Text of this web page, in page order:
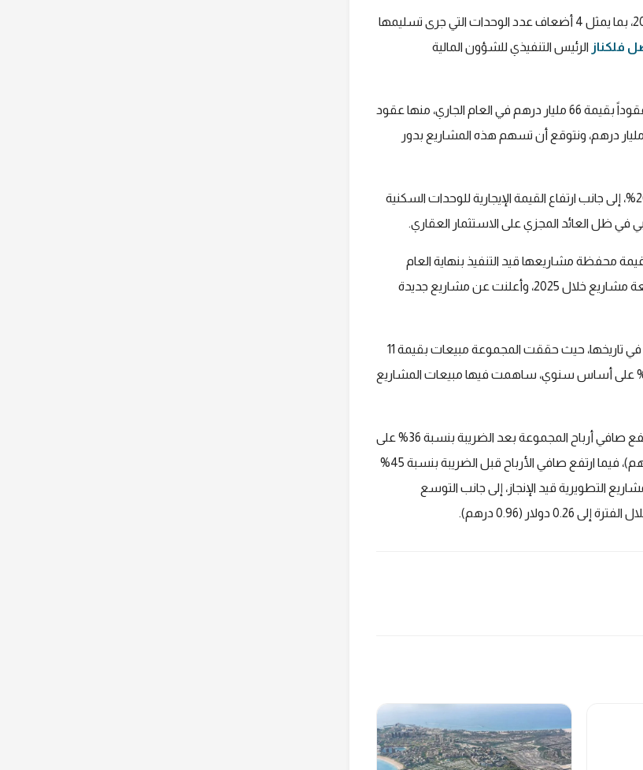
تسليم 3700 وحدة عقارية خلال العام 2026، بما يمثل 4 أضعاف عدد الوحدات التي جرى تسليمها
فلكناز الرئيس التنفيذي للشؤون المالية
وقال فلكناز في إحاطة إعلامية نظمتها الشركة في مقرها:«لقد أرسينا عقوداً بقيمة 66 مليار درهم في العام الجاري، منها عقود
حكومية بقيمة 45 مليار درهم، وعقود خاصة بمشاريع الشركة بقيمة 21 مليار درهم، ونتوقع أن تسهم هذه المشاريع بدور
وذكر أن أسعار العقارات في أبوظبي سجلت ارتفاعاً في قيمتها بنسبة 20%، إلى جانب ارتفاع القيمة الإيجارية للوحدات السكنية
قد أشارت في إعلان نتائجها المالية للعام 2025 إلى أن قيمة محفظة مشاريعها قيد التنفيذ بنهاية العام
الماضي قد وصلت إلى 4.69 مليار دولار (17.2 مليار درهم)، حيث أنجزت أربعة مشاريع خلال 2025، وأعلنت عن مشاريع جديدة
خلال العام 2025 إلى أعلى قيمة سنوية في تاريخها، حيث حققت المجموعة مبيعات بقيمة 11
دولار (40.6 مليار درهم) خلال العام الماضي، مسجلةً نمواً بنسبة 21% على أساس سنوي، ساهمت فيها مبيعات المشاريع
وحققت مجموعة الدار العقارية أداءً مالياً قياسياً خلال عام 2025، حيث ارتفع صافي أرباح المجموعة بعد الضريبة بنسبة 36% على
أساس سنوي ليصل إلى مستوى تاريخي بلغ 2.4 مليار دولار (8.8 مليار درهم)، فيما ارتفع صافي الأرباح قبل الضريبة بنسبة 45%
من المشاريع التطويرية قيد الإنجاز، إلى جانب التوسع
(0.96 درهم).